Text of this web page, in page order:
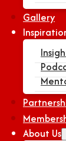
Gallery
About Us